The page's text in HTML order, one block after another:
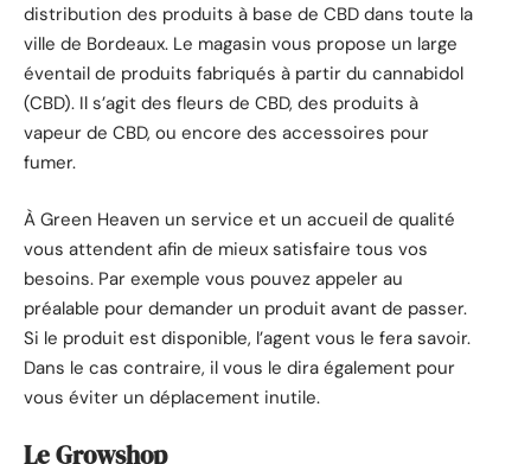
distribution des produits à base de CBD dans toute la
ville de Bordeaux. Le magasin vous propose un large
éventail de produits fabriqués à partir du cannabidol
(CBD). Il s’agit des fleurs de CBD, des produits à
vapeur de CBD, ou encore des accessoires pour
fumer.
À Green Heaven un service et un accueil de qualité
vous attendent afin de mieux satisfaire tous vos
besoins. Par exemple vous pouvez appeler au
préalable pour demander un produit avant de passer.
Si le produit est disponible, l’agent vous le fera savoir.
Dans le cas contraire, il vous le dira également pour
vous éviter un déplacement inutile.
Le Growshop